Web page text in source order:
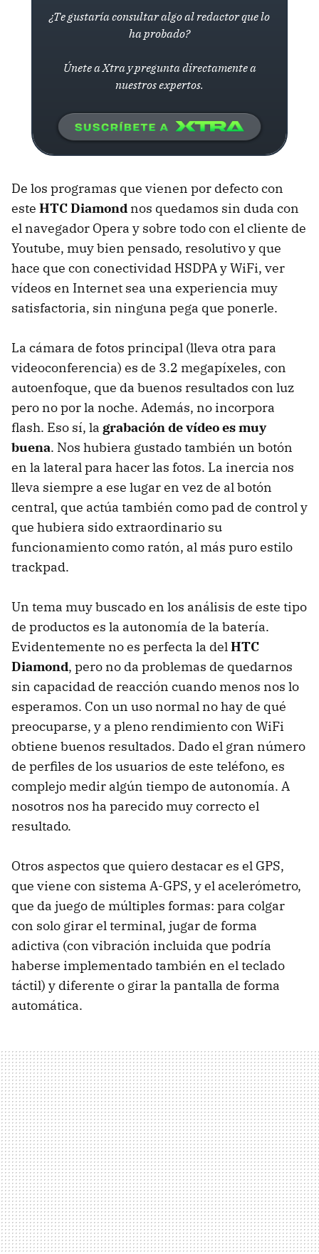
¿Te gustaría consultar algo al redactor que lo
ha probado?
Únete a Xtra y pregunta directamente a
nuestros expertos.
De los programas que vienen por defecto con
este HTC Diamond nos quedamos sin duda con
el navegador Opera y sobre todo con el cliente de
Youtube, muy bien pensado, resolutivo y que
hace que con conectividad HSDPA y WiFi, ver
vídeos en Internet sea una experiencia muy
satisfactoria, sin ninguna pega que ponerle.
La cámara de fotos principal (lleva otra para
videoconferencia) es de 3.2 megapíxeles, con
autoenfoque, que da buenos resultados con luz
pero no por la noche. Además, no incorpora
flash. Eso sí, la grabación de vídeo es muy
buena. Nos hubiera gustado también un botón
en la lateral para hacer las fotos. La inercia nos
lleva siempre a ese lugar en vez de al botón
central, que actúa también como pad de control y
que hubiera sido extraordinario su
funcionamiento como ratón, al más puro estilo
trackpad.
Un tema muy buscado en los análisis de este tipo
de productos es la autonomía de la batería.
Evidentemente no es perfecta la delHTC
Diamond, pero no da problemas de quedarnos
sin capacidad de reacción cuando menos nos lo
esperamos. Con un uso normal no hay de qué
preocuparse, y a pleno rendimiento con WiFi
obtiene buenos resultados. Dado el gran número
de perfiles de los usuarios de este teléfono, es
complejo medir algún tiempo de autonomía. A
nosotros nos ha parecido muy correcto el
resultado.
Otros aspectos que quiero destacar es el GPS,
que viene con sistema A-GPS, y el acelerómetro,
que da juego de múltiples formas: para colgar
con solo girar el terminal, jugar de forma
adictiva (con vibración incluida que podría
haberse implementado también en el teclado
táctil) y diferente o girar la pantalla de forma
automática.